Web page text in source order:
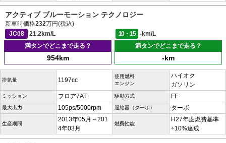
アクティブ ブルーモーション テクノロジー
新車時価格232万円(税込)
JC08
21.2km/L 10・15
-km/L
満タンでどこまで走る？
954km
満タンでどこまで走る？
-km
排気量 1197cc
使用燃料
エンジン
ハイオク
ガソリン
ミッション フロア7AT 駆動方式 FF
最大出力 105ps/5000rpm 過給器（ターボ） ターボ
生産期間
2013年05月～201
4年03月
燃費性能
H27年度燃費基準
+10%達成